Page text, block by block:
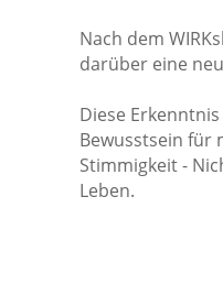
Nach dem
darüber eine
Diese
Bewusstsein für
Stimmigkeit -
Leben.